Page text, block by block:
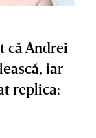
că Andrei
iar
replica: